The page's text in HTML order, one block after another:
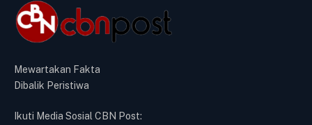
Mewartakan Fakta
Dibalik Peristiwa
Ikuti Media Sosial CBN Post: